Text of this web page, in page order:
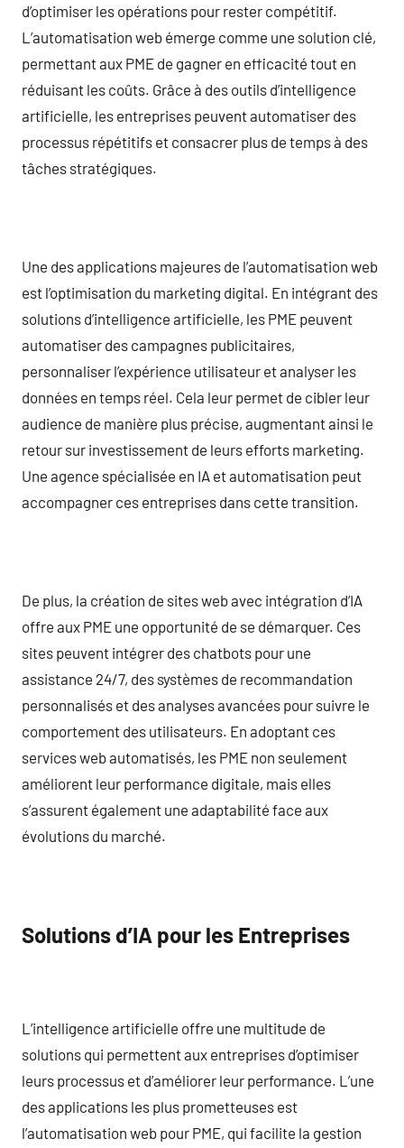
d’optimiser les opérations pour rester compétitif.
L’automatisation web émerge comme une solution clé,
permettant aux PME de gagner en efficacité tout en
réduisant les coûts. Grâce à des outils d’intelligence
artificielle, les entreprises peuvent automatiser des
processus répétitifs et consacrer plus de temps à des
tâches stratégiques.
Une des applications majeures de l’automatisation web
est l’optimisation du marketing digital. En intégrant des
solutions d’intelligence artificielle, les PME peuvent
automatiser des campagnes publicitaires,
personnaliser l’expérience utilisateur et analyser les
données en temps réel. Cela leur permet de cibler leur
audience de manière plus précise, augmentant ainsi le
retour sur investissement de leurs efforts marketing.
Une agence spécialisée en IA et automatisation peut
accompagner ces entreprises dans cette transition.
De plus, la création de sites web avec intégration d’IA
offre aux PME une opportunité de se démarquer. Ces
sites peuvent intégrer des chatbots pour une
assistance 24/7, des systèmes de recommandation
personnalisés et des analyses avancées pour suivre le
comportement des utilisateurs. En adoptant ces
services web automatisés, les PME non seulement
améliorent leur performance digitale, mais elles
s’assurent également une adaptabilité face aux
évolutions du marché.
Solutions d’IA pour les Entreprises
L’intelligence artificielle offre une multitude de
solutions qui permettent aux entreprises d’optimiser
leurs processus et d’améliorer leur performance. L’une
des applications les plus prometteuses est
l’automatisation web pour PME, qui facilite la gestion